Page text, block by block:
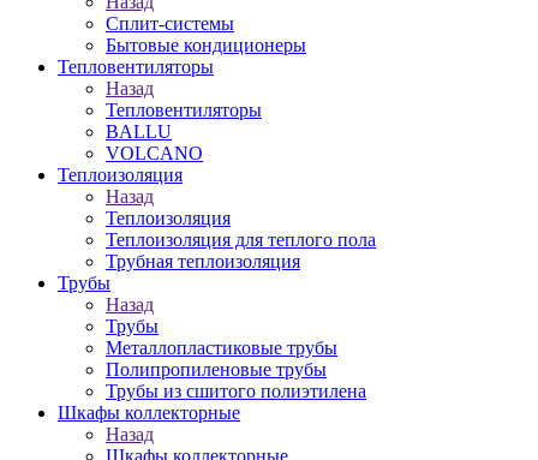
Сплит-системы
Бытовые кондиционеры
Тепловентиляторы
Назад
Тепловентиляторы
BALLU
VOLCANO
Теплоизоляция
Назад
Теплоизоляция
Теплоизоляция для теплого пола
Трубная теплоизоляция
Трубы
Назад
Трубы
Металлопластиковые трубы
Полипропиленовые трубы
Трубы из сшитого полиэтилена
Шкафы коллекторные
Назад
Шкафы коллекторные